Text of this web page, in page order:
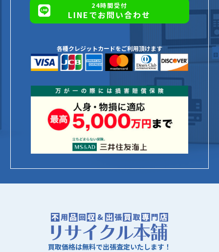
24時間受付
LINEでお問い合わせ
各種クレジットカードをご利用頂けます
買取価格は無料で出張査定いたします！